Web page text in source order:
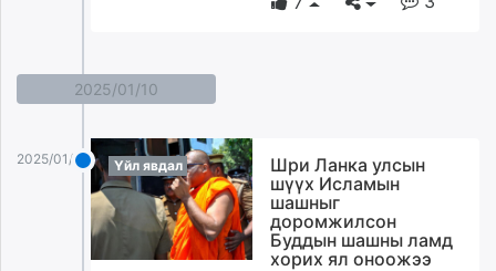
2025/01/10
2025/01/10 Үйл явдал
Шри Ланка улсын
шүүх Исламын
шашныг
доромжилсон
Буддын шашны ламд
хорих ял оноожээ